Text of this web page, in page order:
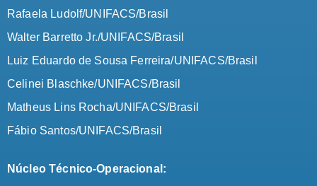
Rafaela Ludolf/UNIFACS/Brasil
Walter Barretto Jr./UNIFACS/Brasil
Luiz Eduardo de Sousa Ferreira/UNIFACS/Brasil
Celinei Blaschke/UNIFACS/Brasil
Matheus Lins Rocha/UNIFACS/Brasil
Fábio Santos/UNIFACS/Brasil
Núcleo Técnico-Operacional: